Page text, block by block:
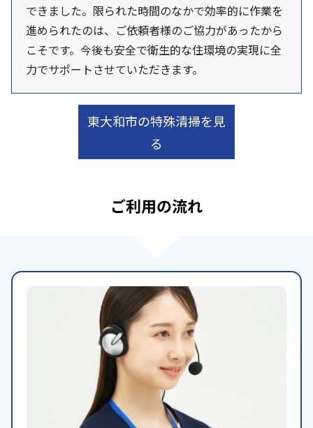
できました。限られた時間のなかで効率的に作業を
進められたのは、ご依頼者様のご協力があったから
こそです。今後も安全で衛生的な住環境の実現に全
力でサポートさせていただきます。
東大和市の特殊清掃を見
る
ご利用の流れ